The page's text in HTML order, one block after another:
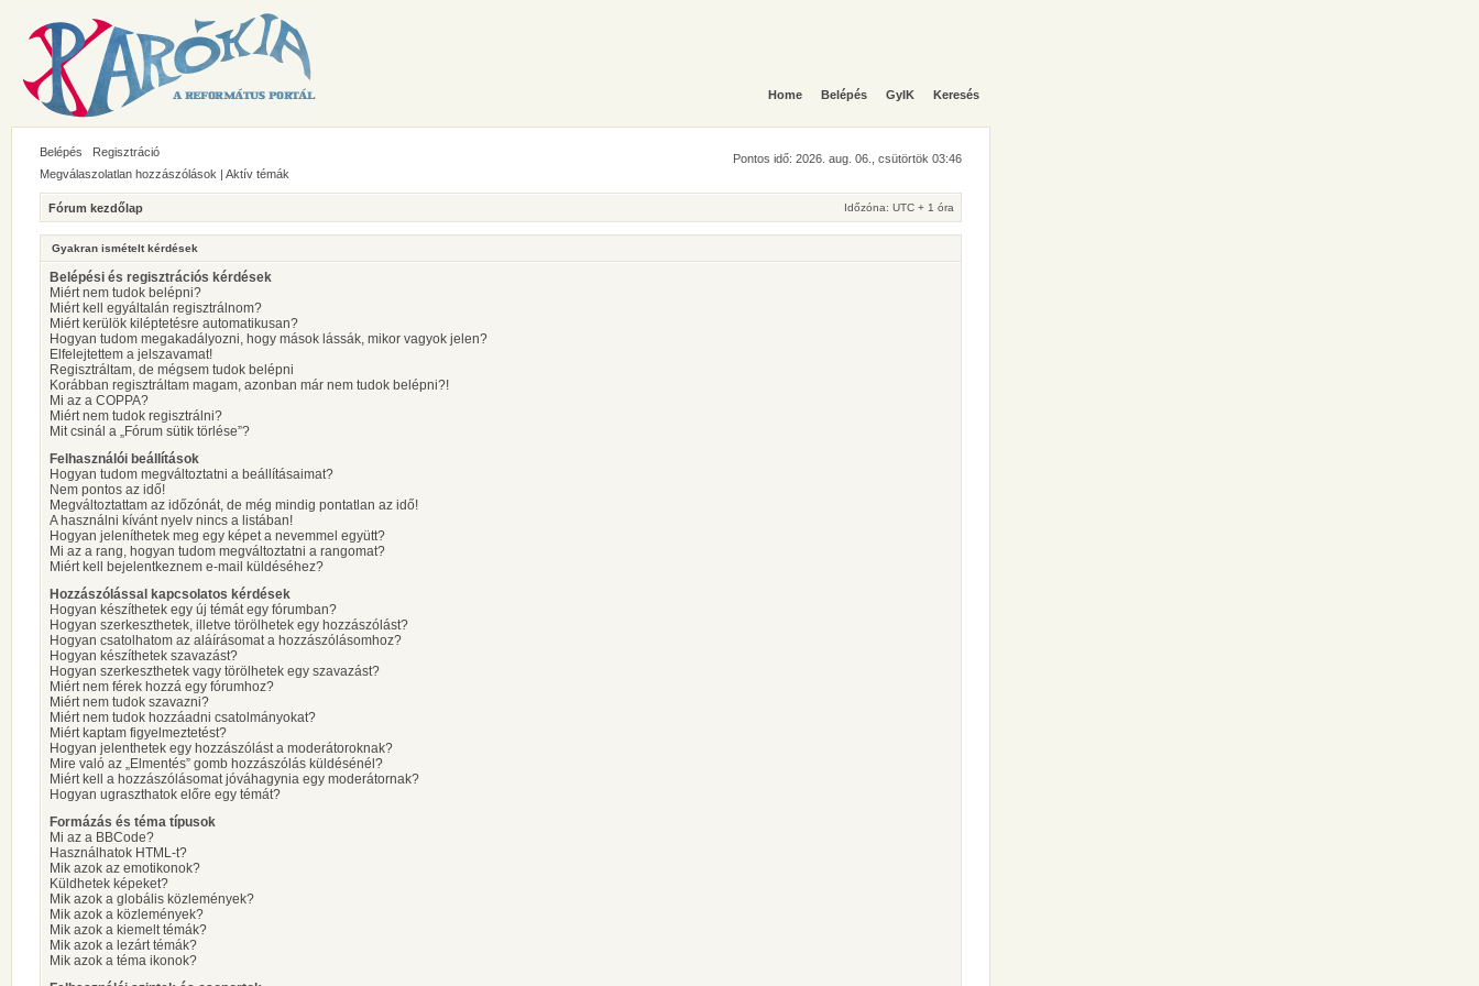
Home Belépés GyIK Keresés
Belépés Regisztráció
Pontos idő: 2026. aug. 06., csütörtök 03:46
Megválaszolatlan hozzászólások | Aktív témák
Fórum kezdőlap Időzóna: UTC + 1 óra
Gyakran ismételt kérdések
Belépési és regisztrációs kérdések
Miért nem tudok belépni?
Miért kell egyáltalán regisztrálnom?
Miért kerülök kiléptetésre automatikusan?
Hogyan tudom megakadályozni, hogy mások lássák, mikor vagyok jelen?
Elfelejtettem a jelszavamat!
Regisztráltam, de mégsem tudok belépni
Korábban regisztráltam magam, azonban már nem tudok belépni?!
Mi az a COPPA?
Miért nem tudok regisztrálni?
Mit csinál a „Fórum sütik törlése”?
Felhasználói beállítások
Hogyan tudom megváltoztatni a beállításaimat?
Nem pontos az idő!
Megváltoztattam az időzónát, de még mindig pontatlan az idő!
A használni kívánt nyelv nincs a listában!
Hogyan jeleníthetek meg egy képet a nevemmel együtt?
Mi az a rang, hogyan tudom megváltoztatni a rangomat?
Miért kell bejelentkeznem e-mail küldéséhez?
Hozzászólással kapcsolatos kérdések
Hogyan készíthetek egy új témát egy fórumban?
Hogyan szerkeszthetek, illetve törölhetek egy hozzászólást?
Hogyan csatolhatom az aláírásomat a hozzászólásomhoz?
Hogyan készíthetek szavazást?
Hogyan szerkeszthetek vagy törölhetek egy szavazást?
Miért nem férek hozzá egy fórumhoz?
Miért nem tudok szavazni?
Miért nem tudok hozzáadni csatolmányokat?
Miért kaptam figyelmeztetést?
Hogyan jelenthetek egy hozzászólást a moderátoroknak?
Mire való az „Elmentés” gomb hozzászólás küldésénél?
Miért kell a hozzászólásomat jóváhagynia egy moderátornak?
Hogyan ugraszthatok előre egy témát?
Formázás és téma típusok
Mi az a BBCode?
Használhatok HTML-t?
Mik azok az emotikonok?
Küldhetek képeket?
Mik azok a globális közlemények?
Mik azok a közlemények?
Mik azok a kiemelt témák?
Mik azok a lezárt témák?
Mik azok a téma ikonok?